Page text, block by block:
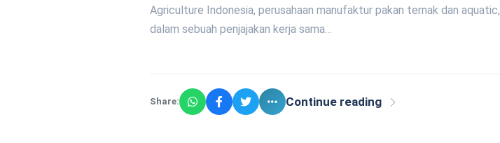
Agriculture Indonesia, perusahaan manufaktur pakan ternak dan aquatic,
dalam sebuah penjajakan kerja sama…
Share: Continue reading